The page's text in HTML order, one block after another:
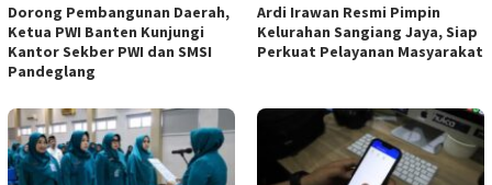
Dorong Pembangunan Daerah,
Ketua PWI Banten Kunjungi
Kantor Sekber PWI dan SMSI
Pandeglang
Ardi Irawan Resmi Pimpin
Kelurahan Sangiang Jaya, Siap
Perkuat Pelayanan Masyarakat